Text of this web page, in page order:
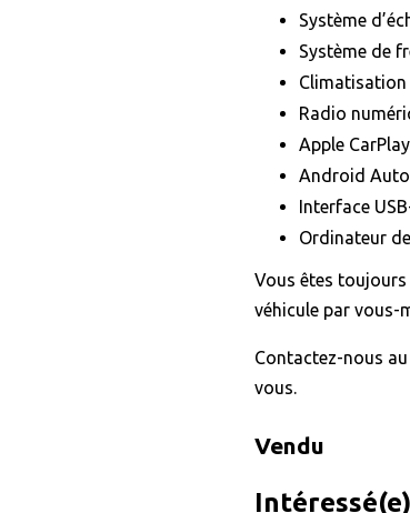
Système
Système de
Radio
Apple CarPlay
Android Auto
Interface
Ordinateur
Vous êtes
véhicule par vous-
Contactez-nous
vous.
Vendu